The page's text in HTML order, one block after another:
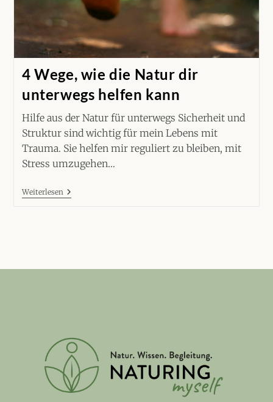
4 Wege, wie die Natur dir
unterwegs helfen kann
Hilfe aus der Natur für unterwegs Sicherheit und
Struktur sind wichtig für mein Lebens mit
Trauma. Sie helfen mir reguliert zu bleiben, mit
Stress umzugehen…
Weiterlesen4
Wege,
Kann